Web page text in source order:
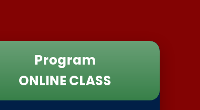
Program
ONLINE CLASS